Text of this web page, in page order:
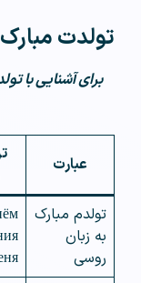
تولدت
برای آشنایی با
عبارت
تولدم مبارک
به زبان
روسی